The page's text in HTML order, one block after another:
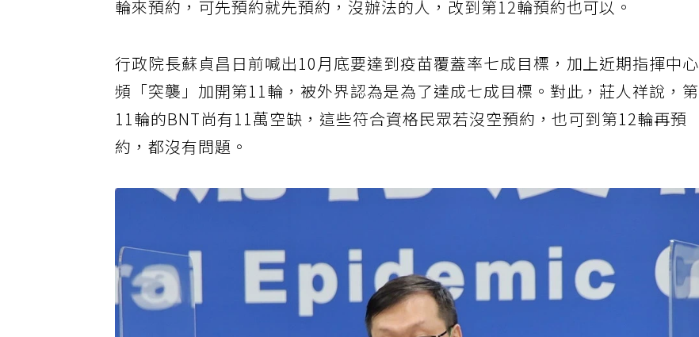
輪來預約，可先預約就先預約，沒辦法的人，改到第12輪預約也可以。
行政院長蘇貞昌日前喊出10月底要達到疫苗覆蓋率七成目標，加上近期指揮中心
頻「突襲」加開第11輪，被外界認為是為了達成七成目標。對此，莊人祥說，第
11輪的BNT尚有11萬空缺，這些符合資格民眾若沒空預約，也可到第12輪再預
約，都沒有問題。